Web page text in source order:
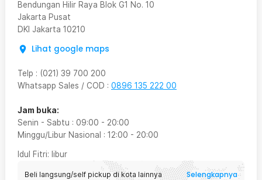
Bendungan Hilir Raya Blok G1 No. 10
Jakarta Pusat
DKI Jakarta 10210
Lihat google maps
Telp : (021) 39 700 200
Whatsapp Sales / COD : 0896 135 222 00
Jam buka:
Senin - Sabtu : 09:00 - 20:00
Minggu/Libur Nasional : 12:00 - 20:00
Idul Fitri: libur
Beli langsung/self pickup di kota lainnya Selengkapnya